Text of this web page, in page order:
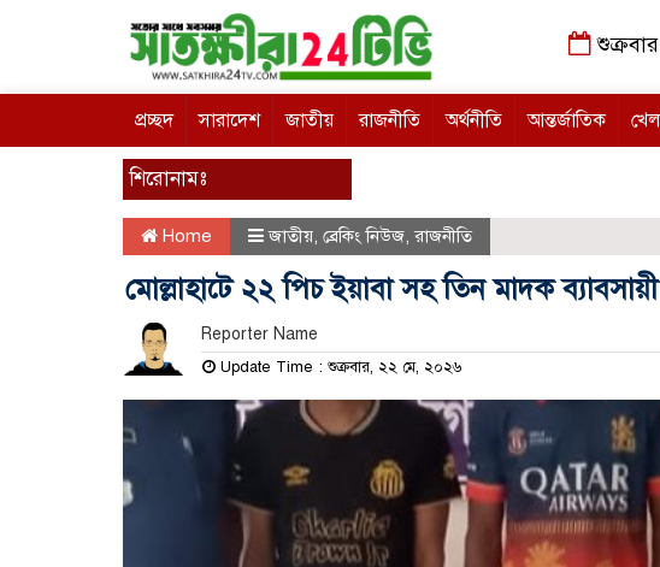
প্রচ্ছদ সারাদেশ জাতীয় রাজনীতি অর্থনীতি আন্তর্জাতিক
শিরোনামঃ
Home জাতীয়, ব্রেকিং নিউজ, রাজনীতি
মোল্লাহাটে ২২ পিচ ইয়াবা সহ তিন মাদক
Reporter Name
Update Time : শুক্রবার, ২২ মে, ২০২৬